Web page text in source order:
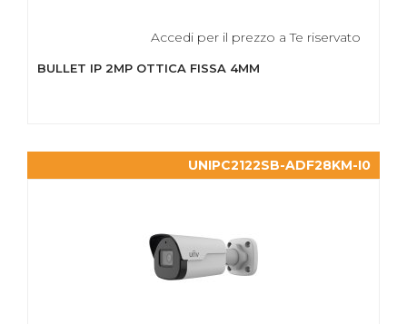
Accedi per il prezzo a Te riservato
BULLET IP 2MP OTTICA FISSA 4MM
UNIPC2122SB-ADF28KM-I0